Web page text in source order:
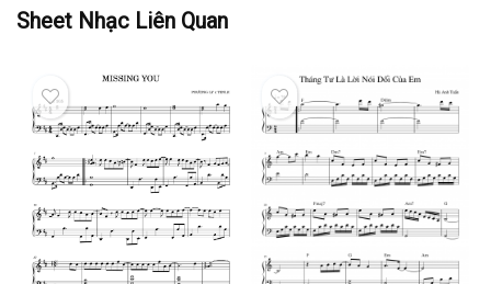
Sheet Nhạc Liên Quan